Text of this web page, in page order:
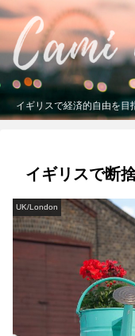
イギリスで経済的自由を
イギリスで断
UK/London